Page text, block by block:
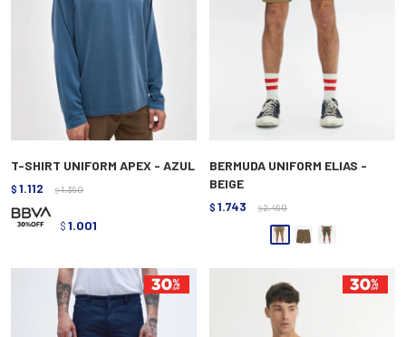
T-SHIRT UNIFORM APEX - AZUL
$ 1.112 $ 1.390
$ 1.001
BERMUDA UNIFORM ELIAS -
BEIGE
$ 1.743 $ 2.490